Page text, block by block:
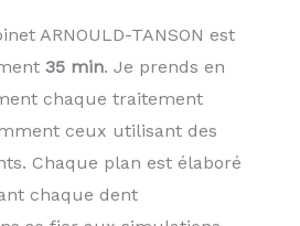
ARNOULD-TANSON est
35 min. Je prends en
chaque traitement
ceux utilisant des
Chaque plan est élaboré
chaque dent